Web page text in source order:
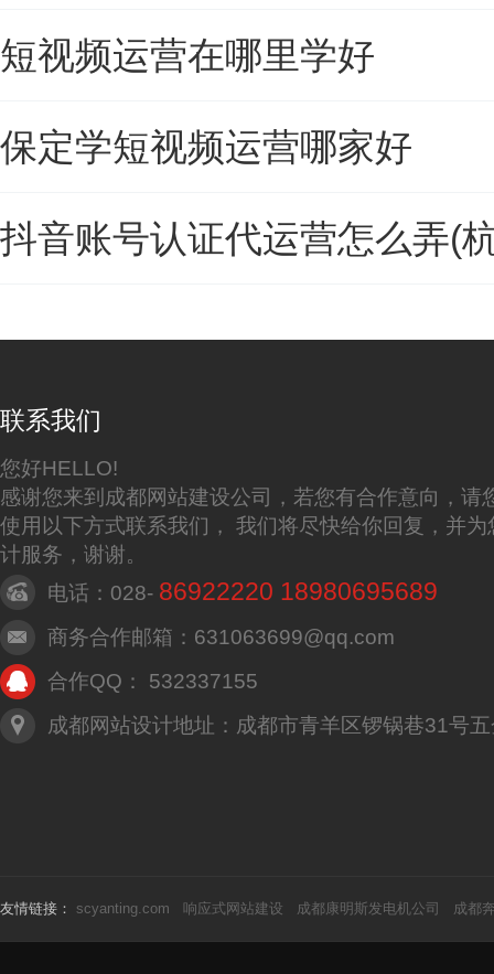
短视频运营在哪里学好
保定学短视频运营哪家好
抖音账号认证代运营怎么弄(
联系我们
您好HELLO!
感谢您来到成都网站建设公司，若您有合作意向，请
使用以下方式联系我们， 我们将尽快给你回复，并
计服务，谢谢。
电话：028- 86922220 18980695689
商务合作邮箱：631063699@qq.com
合作QQ： 532337155
成都网站设计地址：成都市青羊区锣锅巷31号
友情链接： scyanting.com 响应式网站建设 成都康明斯发电机公司 成都